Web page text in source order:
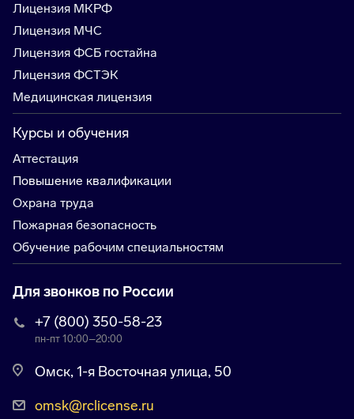
Лицензия МКРФ
Лицензия МЧС
Лицензия ФСБ гостайна
Лицензия ФСТЭК
Медицинская лицензия
Курсы и обучения
Аттестация
Повышение квалификации
Охрана труда
Пожарная безопасность
Обучение рабочим специальностям
Для звонков по России
+7 (800) 350-58-23
пн-пт 10:00–20:00
Омск, 1-я Восточная улица, 50
omsk@rclicense.ru